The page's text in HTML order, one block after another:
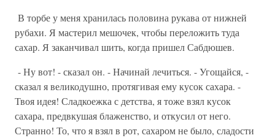
В торбе у меня хранилась половина рукава от нижней
рубахи. Я мастерил мешочек, чтобы переложить туда
сахар. Я заканчивал шить, когда пришел Сабдюшев.
- Ну вот! - сказал он. - Начинай лечиться. - Угощайся, -
сказал я великодушно, протягивая ему кусок сахара. -
Твоя идея! Сладкоежка с детства, я тоже взял кусок
сахара, предвкушая блаженство, и откусил от него.
Странно! То, что я взял в рот, сахаром не было, сладости